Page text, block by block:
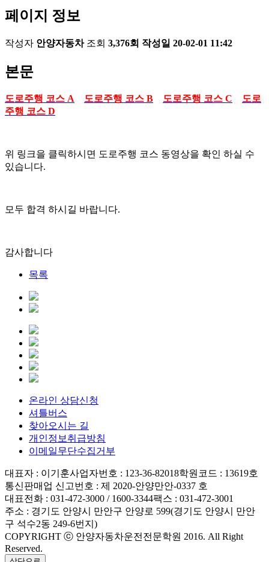
페이지 정보
작성자 안양자동차 조회 3,376회 작성일 20-02-01 11:42
본문
도로주행 코스 A 도로주행 코스 B 도로주행 코스 C
도로
주행 코스 D
위 링크을 클릭하시면 도로주행 코스 동영상을 확인 하실 수
있습니다.
모두 합격 하시길 바랍니다.
감사합니다
목록
온라인 상담신청
셔틀버스
찾아오시는 길
개인정보취급방침
이메일무단수집거부
대표자 : 이기훈사업자번호 : 123-36-82018학원코드 : 13619호
통신판매업 신고번호 : 제 2020-안양만안-0337 호
대표전화 : 031-472-3000 / 1600-3344팩스 : 031-472-3001
주소 : 경기도 안양시 만안구 안양로 599(경기도 안양시 만안
구 석수2동 249-6번지)
COPYRIGHT ⓒ 안양자동차운전전문학원 2016. All Right
Reserved.